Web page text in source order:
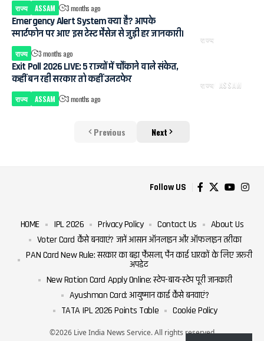
राज्य ASSAM 3 months ago
राज्य
Emergency Alert System क्या है? आपके
स्मार्टफोन पर आए इस टेस्ट मैसेज से जुड़ी हर जानकारी।
राज्य 3 months ago
राज्य ASSAM
Exit Poll 2026 LIVE: 5 राज्यों में चौंकाने वाले संकेत,
कहीं बन रही सरकार तो कहीं उलटफेर
राज्य ASSAM 3 months ago
Previous Next
Follow US
©2026 Live India News Service. All rights reserved
HOME IPL 2026 Privacy Policy Contact Us
About Us
Voter Card कैसे बनवाएं? जानें आसान ऑनलाइन और ऑफलाइन तरीका
PAN Card New Rule: सरकार का बड़ा फैसला, पैन कार्ड धारकों के लिए जरूरी
अपडेट
New Ration Card Apply Online: स्टेप-बाय-स्टेप पूरी जानकारी
Ayushman Card: आयुष्मान कार्ड कैसे बनवाएं?
TATA IPL 2026 Points Table
Cookie Policy